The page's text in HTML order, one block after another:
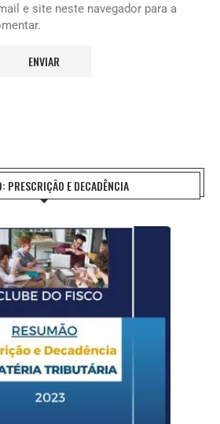
e site neste navegador para a
PRESCRIÇÃO E DECADÊNCIA